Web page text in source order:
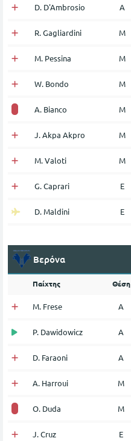
D. D'Ambrosio Α
R. Gagliardini Μ
M. Pessina Μ
W. Bondo Μ
A. Bianco Μ
J. Akpa Akpro Μ
M. Valoti Μ
G. Caprari Ε
D. Maldini Ε
Βερόνα
Παίχτης Θέση
M. Frese Α
P. Dawidowicz Α
D. Faraoni Α
A. Harroui Μ
O. Duda Μ
J. Cruz Ε